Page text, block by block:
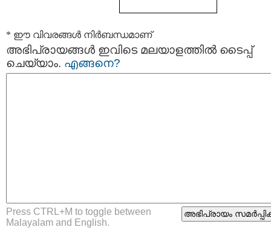
* ഈ വിവരങ്ങള്‍ നിര്‍ബന്ധമാണ്
അഭിപ്രായങ്ങള്‍ ഇവിടെ മലയാളത്തില്‍ ടൈപ്പ്
ചെയ്യാം. എങ്ങനെ?
Press CTRL+M to toggle between
Malayalam and English.